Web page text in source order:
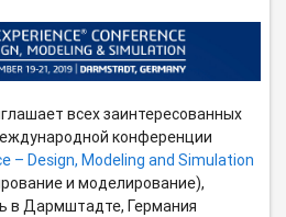
всех заинтересованных
конференции
– Design, Modeling and Simulation
и моделирование),
в Дармштадте, Германия